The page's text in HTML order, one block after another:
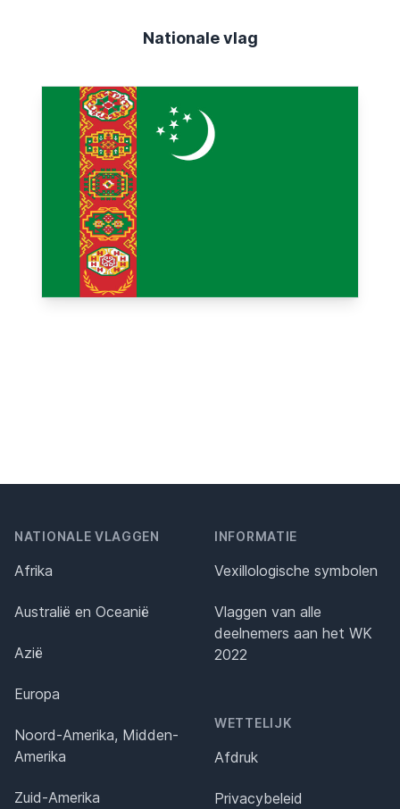
Nationale vlag
NATIONALE VLAGGEN
Afrika
Australië en Oceanië
Azië
Europa
Noord-Amerika, Midden-
Amerika
Zuid-Amerika
INFORMATIE
Vexillologische symbolen
Vlaggen van alle
deelnemers aan het WK
2022
WETTELIJK
Afdruk
Privacybeleid